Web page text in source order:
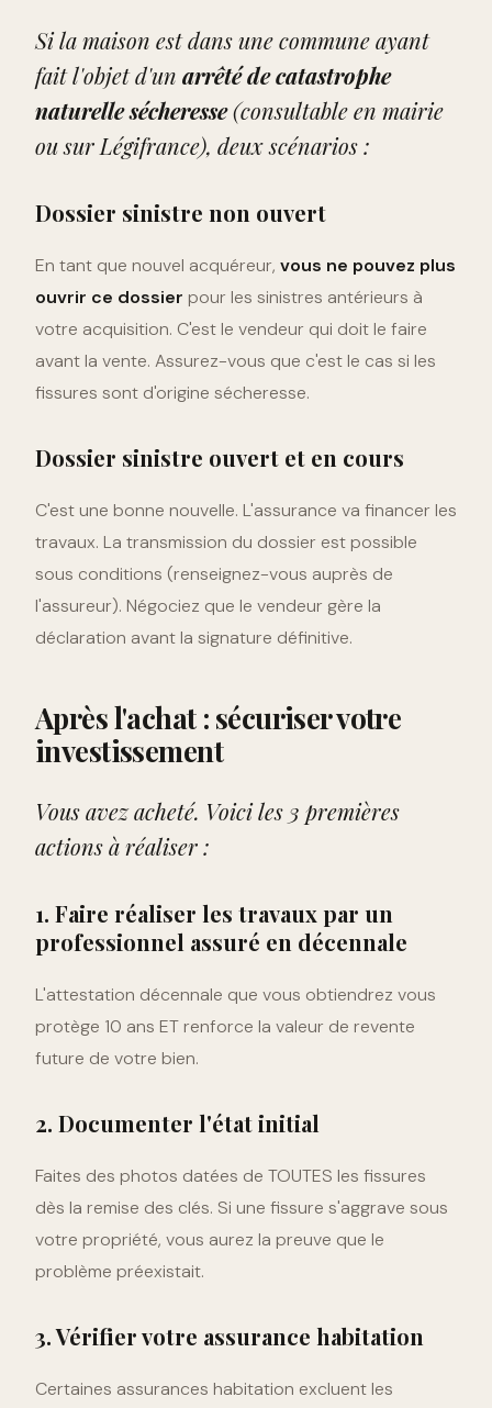
Si la maison est dans une commune ayant
fait l'objet d'un arrêté de catastrophe
naturelle sécheresse(consultable en mairie
ou sur Légifrance), deux scénarios :
Dossier sinistre non ouvert
En tant que nouvel acquéreur, vous ne pouvez plus
ouvrir ce dossier pour les sinistres antérieurs à
votre acquisition. C'est le vendeur qui doit le faire
avant la vente. Assurez-vous que c'est le cas si les
fissures sont d'origine sécheresse.
Dossier sinistre ouvert et en cours
C'est une bonne nouvelle. L'assurance va financer les
travaux. La transmission du dossier est possible
sous conditions (renseignez-vous auprès de
l'assureur). Négociez que le vendeur gère la
déclaration avant la signature définitive.
Après l'achat : sécuriser votre
investissement
Vous avez acheté. Voici les 3 premières
actions à réaliser :
1. Faire réaliser les travaux par un
professionnel assuré en décennale
L'attestation décennale que vous obtiendrez vous
protège 10 ans ET renforce la valeur de revente
future de votre bien.
2. Documenter l'état initial
Faites des photos datées de TOUTES les fissures
dès la remise des clés. Si une fissure s'aggrave sous
votre propriété, vous aurez la preuve que le
problème préexistait.
3. Vérifier votre assurance habitation
Certaines assurances habitation excluent les